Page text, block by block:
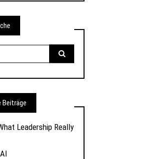
Beiträge
Leadership Really